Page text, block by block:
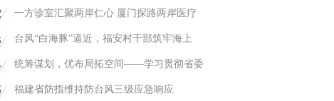
一方诊室汇聚两岸仁心 厦门探路两岸医疗
台风“白海豚”逼近，福安村干部筑牢海上
统筹谋划，优布局拓空间——学习贯彻省委
福建省防指维持防台风三级应急响应